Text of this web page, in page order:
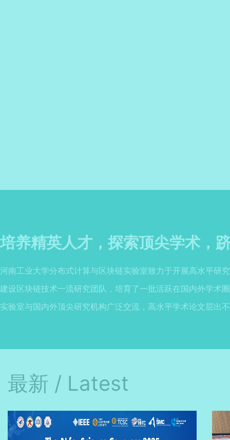
培养精英人才，探索顶尖学术，
河南工业大学分布式计算与区块链实验室致力于开展高水平研
建设区块链技术一流研究团队，培育了一批活跃在国内外学术
实验室与国内外顶尖研究机构广泛交流，高水平学术论文层出
最新 / Latest